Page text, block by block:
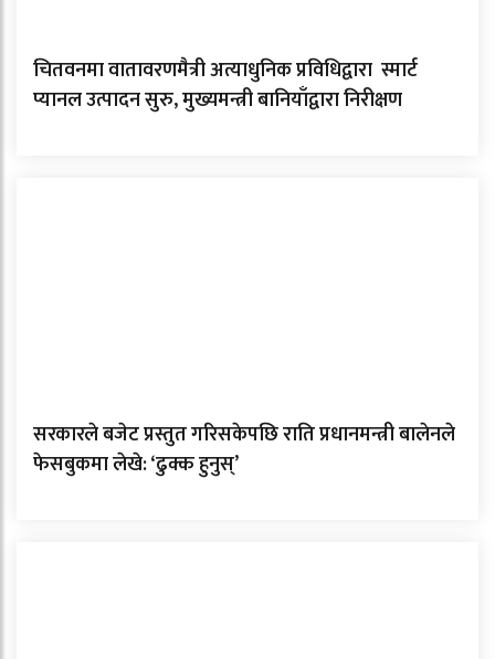
चितवनमा वातावरणमैत्री अत्याधुनिक प्रविधिद्वारा स्मार्ट
प्यानल उत्पादन सुरु, मुख्यमन्त्री बानियाँद्वारा निरीक्षण
सरकारले बजेट प्रस्तुत गरिसकेपछि राति प्रधानमन्त्री बालेनले
फेसबुकमा लेखे: ‘ढुक्क हुनुस्’